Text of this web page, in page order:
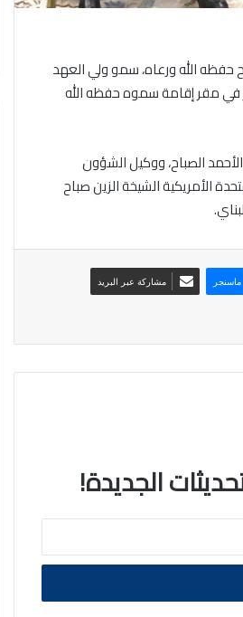
حفظه الله ورعاه، سمو ولي العهد
في مقر إقامة سموه حفظه الله
الصباح، ووكيل الشؤون
الأمريكية الشيخة الزين صباح
ماسنجر مشاركة عبر البريد
الجديدة!